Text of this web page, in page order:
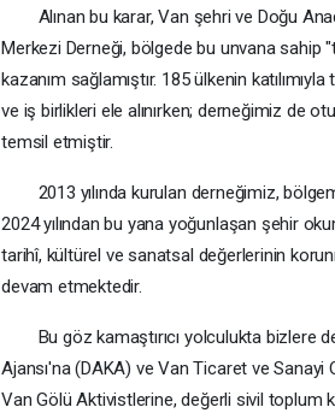
Alınan bu karar, Van şehri ve Doğu
Merkezi Derneği, bölgede bu unvana sahip
kazanım sağlamıştır. 185 ülkenin
ve iş birlikleri ele alınırken; derneğimiz de
temsil etmiştir.
2013 yılında kurulan derneğimiz,
2024 yılından bu yana yoğunlaşan şehir
tarihî, kültürel ve sanatsal değerlerinin
devam etmektedir.
Bu göz kamaştırıcı yolculukta bizlere
Ajansı'na (DAKA) ve Van Ticaret ve
Van Gölü Aktivistlerine, değerli sivil toplum